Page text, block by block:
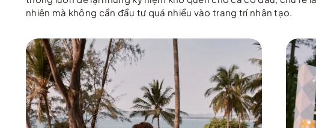
nhiên mà không cần đầu tư quá nhiều vào trang trí nhân tạo.